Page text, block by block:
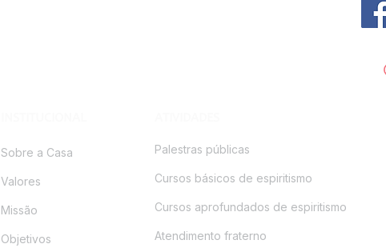
Sobre a Casa
Valores
Missão
Objetivos
Palestras públicas
Cursos básicos de espiritismo
Cursos aprofundados de espiritismo
Atendimento fraterno